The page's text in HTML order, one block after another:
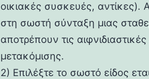
οικιακές συσκευές, αντίκες).
στη σωστή σύνταξη μιας
αποτρέπουν τις
μετακόμισης.
2) Επιλέξτε το σωστό είδος